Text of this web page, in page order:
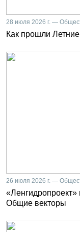
28 июля 2026 г. —
Как прошли
26 июля 2026 г. —
«Ленгидропроект»
Общие векторы